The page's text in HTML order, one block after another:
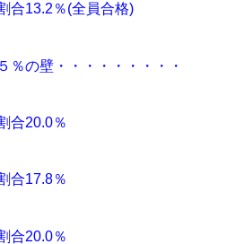
合13.2％(全員合格)
％の壁・・・・・・・・・
合20.0％
合17.8％
合20.0％